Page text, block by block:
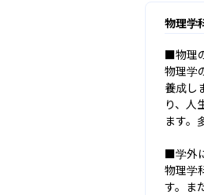
物理学
■物理
物理学
養成し
り、人
ます。
■学外
物理学
す。ま